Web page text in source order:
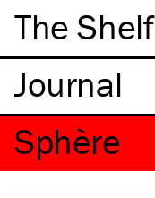
The Shelf
Sphère